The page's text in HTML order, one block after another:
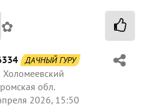
✿
ДАЧНЫЙ ГУРУ
Холомеевский
обл.
2026, 15:50